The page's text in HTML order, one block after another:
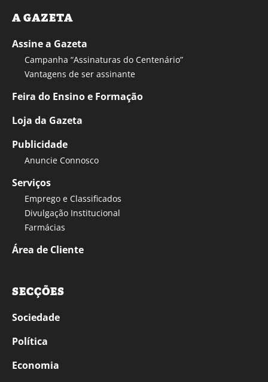
A GAZETA
Assine a Gazeta
Campanha “Assinaturas do Centenário”
Vantagens de ser assinante
Feira do Ensino e Formação
Loja da Gazeta
Publicidade
Anuncie Connosco
Serviços
Emprego e Classificados
Divulgação Institucional
Farmácias
Área de Cliente
SECÇÕES
Sociedade
Política
Economia